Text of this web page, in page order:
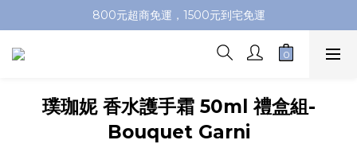
加入會員即送100元購物金，推薦好友，再送購物金
800元超商免運，1500元到宅免運
加入會員即送100元購物金，推薦好友，再送購物金
璞珈妮 香水護手霜 50ml 禮盒組-
Bouquet Garni